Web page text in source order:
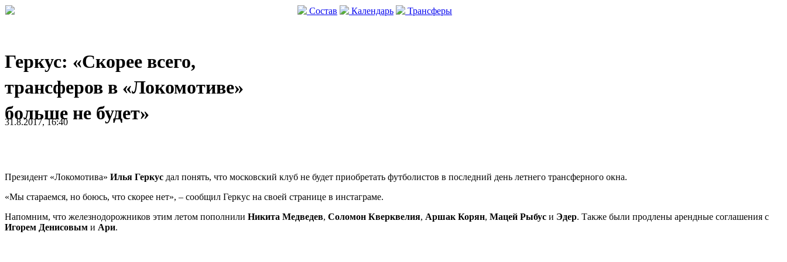
Состав Календарь Трансферы
Геркус: «Скорее всего,
трансферов в «Локомотиве»
больше не будет»
31.8.2017, 16:40
Президент «Локомотива» Илья Геркус дал понять, что московский клуб не будет приобретать футболистов в последний день летнего трансферного окна.
«Мы стараемся, но боюсь, что скорее нет», – сообщил Геркус на своей странице в инстаграме.
Напомним, что железнодорожников этим летом пополнили Никита Медведев, Соломон Кверквелия, Аршак Корян, Мацей Рыбус и Эдер. Также были продлены арендные соглашения с
Игорем Денисовым и Ари.